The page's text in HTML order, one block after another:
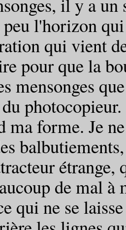
l'horizon
qui vient
pour que la
mensonges
photocopieur.
forme. Je ne
étrange,
de mal à
ne se laisse